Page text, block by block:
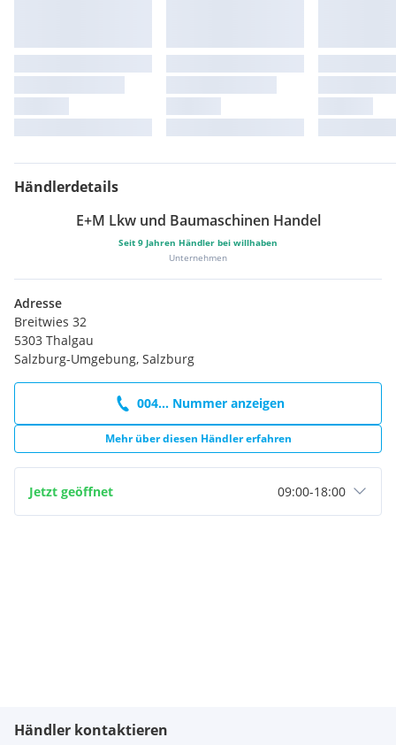
Händlerdetails
E+M Lkw und Baumaschinen Handel
Seit 9 Jahren Händler bei willhaben
Unternehmen
Adresse
Breitwies 32
5303 Thalgau
Salzburg-Umgebung, Salzburg
004... Nummer anzeigen
Mehr über diesen Händler erfahren
Jetzt geöffnet 09:00-18:00
Händler kontaktieren